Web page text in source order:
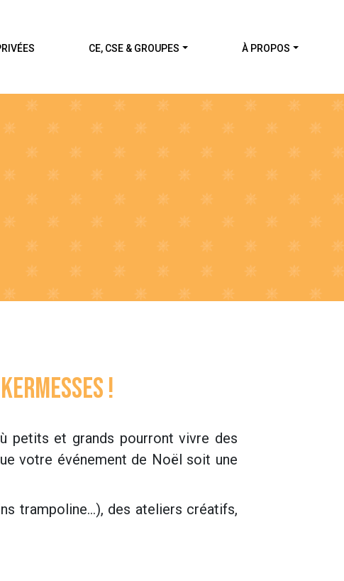
CE, CSE & GROUPES À PROPOS
!
petits et grands pourront vivre des
votre événement de Noël soit une
trampoline…), des ateliers créatifs,